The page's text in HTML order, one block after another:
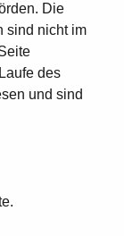
Die
sind nicht im
des
und sind